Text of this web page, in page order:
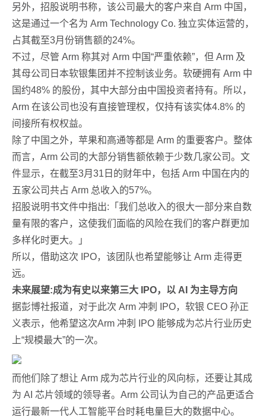
另外，招股说明书称，该公司最大的客户来自 Arm 中国，
这是通过一个名为 Arm Technology Co. 独立实体运营的，
占其截至3月份销售额的24%。
不过，尽管 Arm 称其对 Arm 中国“严重依赖”，但 Arm 及
其母公司日本软银集团并不控制该业务。软硬拥有 Arm 中
国约48% 的股份，其中大部分由中国投资者持有。所以，
Arm 在该公司也没有直接管理权，仅持有该实体4.8% 的
间接所有权权益。
除了中国之外，苹果和高通等都是 Arm 的重要客户。整体
而言，Arm 公司的大部分销售额依赖于少数几家公司。文
件显示，在截至3月31日的财年中，包括 Arm 中国在内的
五家公司共占 Arm 总收入的57%。
招股说明书文件中指出:「我们总收入的很大一部分来自数
量有限的客户，这使我们面临的风险在我们的客户群更加
多样化时更大。」
所以，借助这次 IPO，该团队也希望能够让 Arm 走得更
远。
未来展望:成为有史以来第三大 IPO，以 AI 为主导方向
据彭博社报道，对于此次 Arm 冲刺 IPO，软银 CEO 孙正
义表示，他希望这次Arm 冲刺 IPO 能够成为芯片行业历史
上“规模最大”的一次。
而他们除了想让 Arm 成为芯片行业的风向标，还要让其成
为 AI 芯片领域的领导者。Arm 公司认为自己的产品更适合
运行最新一代人工智能平台时耗电量巨大的数据中心。